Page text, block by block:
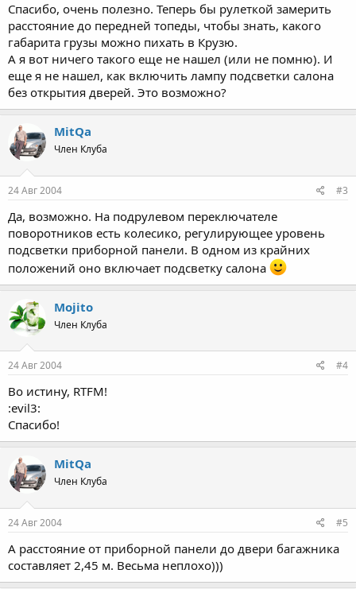
Спасибо, очень полезно. Теперь бы рулеткой замерить
расстояние до передней топеды, чтобы знать, какого
габарита грузы можно пихать в Крузю.
А я вот ничего такого еще не нашел (или не помню). И
еще я не нашел, как включить лампу подсветки салона
без открытия дверей. Это возможно?
MitQa
Член Клуба
24 Авг 2004 #3
Да, возможно. На подрулевом переключателе
поворотников есть колесико, регулирующее уровень
подсветки приборной панели. В одном из крайних
положений оно включает подсветку салона
Mojito
Член Клуба
24 Авг 2004 #4
Во истину, RTFM!
:evil3:
Спасибо!
MitQa
Член Клуба
24 Авг 2004 #5
А расстояние от приборной панели до двери багажника
составляет 2,45 м. Весьма неплохо)))